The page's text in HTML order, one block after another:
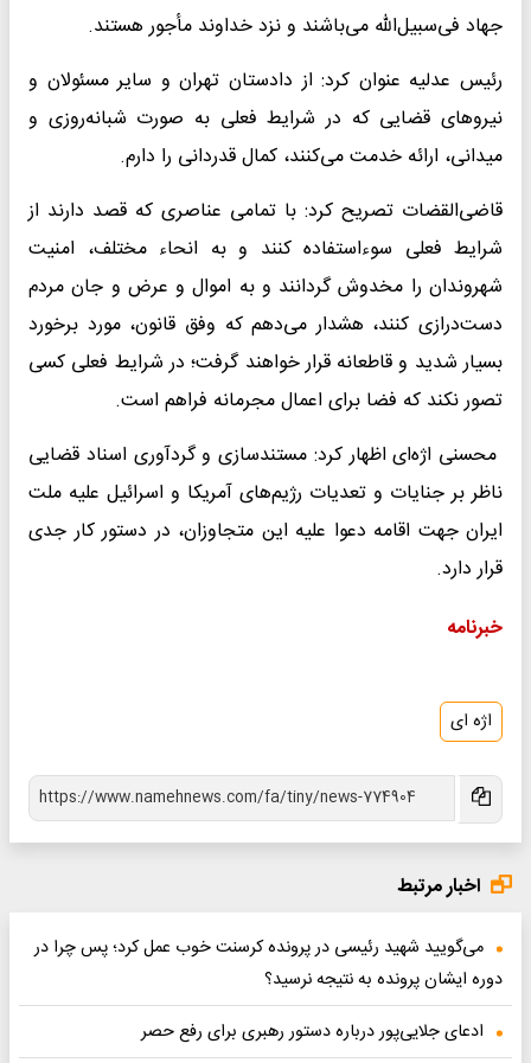
جهاد فی‌سبیل‌الله می‌باشند و نزد خداوند مأجور هستند.
رئیس عدلیه عنوان کرد: از دادستان تهران و سایر مسئولان و
نیروهای قضایی که در شرایط فعلی به صورت شبانه‌روزی و
میدانی، ارائه خدمت می‌کنند، کمال قدردانی را دارم.
قاضی‌القضات تصریح کرد: با تمامی عناصری که قصد دارند از
شرایط فعلی سوءاستفاده کنند و به انحاء مختلف، امنیت
شهروندان را مخدوش گردانند و به اموال و عرض و جان مردم
دست‌درازی کنند، هشدار می‌دهم که وفق قانون، مورد برخورد
بسیار شدید و قاطعانه قرار خواهند گرفت؛ در شرایط فعلی کسی
تصور نکند که فضا برای اعمال مجرمانه فراهم است.
محسنی اژه‌ای اظهار کرد: مستندسازی و گردآوری اسناد قضایی
ناظر بر جنایات و تعدیات رژیم‌های آمریکا و اسرائیل علیه ملت
ایران جهت اقامه دعوا علیه این متجاوزان، در دستور کار جدی
قرار دارد.
خبرنامه
اژه ای
اخبار مرتبط
می‌گویید شهید رئیسی در پرونده کرسنت خوب عمل کرد؛ پس چرا در
دوره ایشان پرونده به نتیجه نرسید؟
ادعای جلایی‌پور درباره دستور رهبری برای رفع حصر